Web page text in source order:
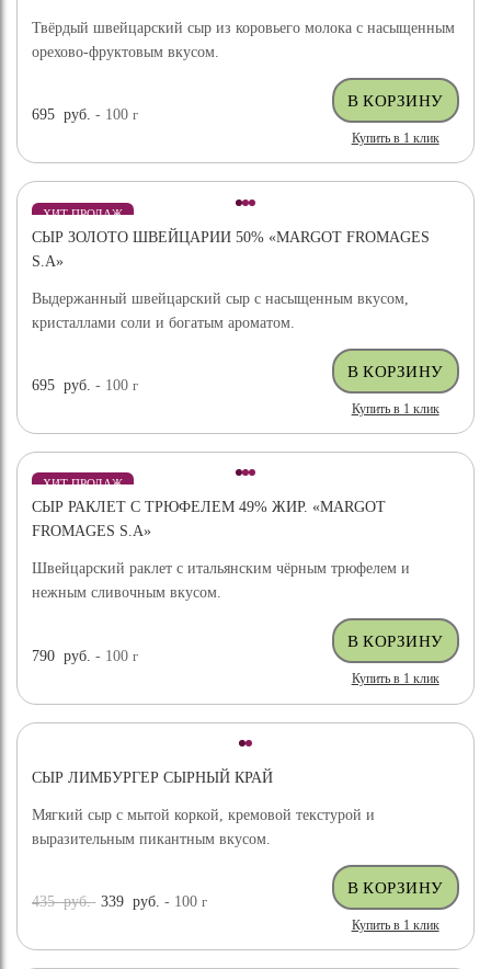
Твёрдый швейцарский сыр из коровьего молока с насыщенным
орехово-фруктовым вкусом.
695 руб. - 100г
Купить в 1 клик
ХИТ ПРОДАЖ
СЫР ЗОЛОТО ШВЕЙЦАРИИ 50% «MARGOT FROMAGES
S.A»
Выдержанный швейцарский сыр с насыщенным вкусом,
кристаллами соли и богатым ароматом.
695 руб. - 100г
Купить в 1 клик
ХИТ ПРОДАЖ
ВЫБОР ЭКСПЕРТА
СЫР РАКЛЕТ С ТРЮФЕЛЕМ 49% ЖИР. «MARGOT
FROMAGES S.A»
Швейцарский раклет с итальянским чёрным трюфелем и
нежным сливочным вкусом.
790 руб. - 100г
Купить в 1 клик
СЫР ЛИМБУРГЕР СЫРНЫЙ КРАЙ
Мягкий сыр с мытой коркой, кремовой текстурой и
выразительным пикантным вкусом.
435руб. 339 руб. - 100г
Купить в 1 клик